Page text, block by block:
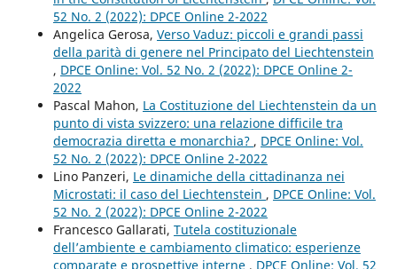
52 No. 2 (2022): DPCE Online 2-2022
Angelica Gerosa, Verso Vaduz: piccoli e grandi passi
della parità di genere nel Principato del Liechtenstein
, DPCE Online: Vol. 52 No. 2 (2022): DPCE Online 2-
2022
Pascal Mahon, La Costituzione del Liechtenstein da un
punto di vista svizzero: una relazione difficile tra
democrazia diretta e monarchia? , DPCE Online: Vol.
52 No. 2 (2022): DPCE Online 2-2022
Lino Panzeri, Le dinamiche della cittadinanza nei
Microstati: il caso del Liechtenstein , DPCE Online: Vol.
52 No. 2 (2022): DPCE Online 2-2022
Francesco Gallarati, Tutela costituzionale
dell’ambiente e cambiamento climatico: esperienze
comparate e prospettive interne , DPCE Online: Vol. 52